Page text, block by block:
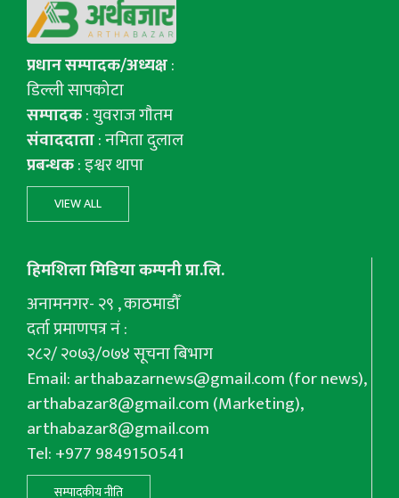
प्रधान सम्पादक/अध्यक्ष:
डिल्ली सापकोटा
सम्पादक: युवराज गाैतम
संवाददाता: नमिता दुलाल
प्रबन्धक: इश्वर थापा
VIEW ALL
हिमशिला मिडिया कम्पनी प्रा.लि.
अनामनगर- २९ , काठमाडौँ
दर्ता प्रमाणपत्र नं :
२८२/ २०७३/०७४ सूचना बिभाग
Email:arthabazarnews@gmail.com(for news),
arthabazar8@gmail.com(Marketing),
arthabazar8@gmail.com
Tel: +977 9849150541
सम्पादकीय नीति